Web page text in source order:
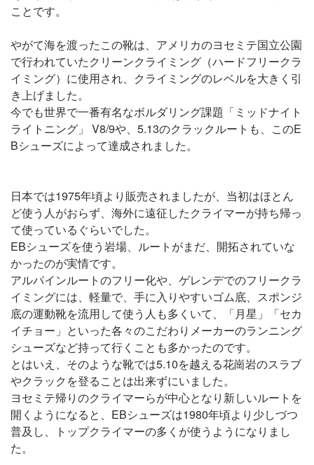
ことです。
やがて海を渡ったこの靴は、アメリカのヨセミテ国立公園
で行われていたクリーンクライミング（ハードフリークラ
イミング）に使用され、クライミングのレベルを大きく引
き上げました。
今でも世界で一番有名なボルダリング課題「ミッドナイト
ライトニング」 V8/9や、5.13のクラックルートも、このE
Bシューズによって達成されました。
日本では1975年頃より販売されましたが、当初はほとん
ど使う人がおらず、海外に遠征したクライマーが持ち帰っ
て使っているぐらいでした。
EBシューズを使う岩場、ルートがまだ、開拓されていな
かったのが実情です。
アルパインルートのフリー化や、ゲレンデでのフリークラ
イミングには、軽量で、手に入りやすいゴム底、スポンジ
底の運動靴を流用して使う人も多くいて、「月星」「セカ
イチョー」といった各々のこだわりメーカーのランニング
シューズなど持って行くことも多かったのです。
とはいえ、そのような靴では5.10を越える花崗岩のスラブ
やクラックを登ることは出来ずにいました。
ヨセミテ帰りのクライマーらが中心となり新しいルートを
開くようになると、EBシューズは1980年頃より少しづつ
普及し、トップクライマーの多くが使うようになりまし
た。